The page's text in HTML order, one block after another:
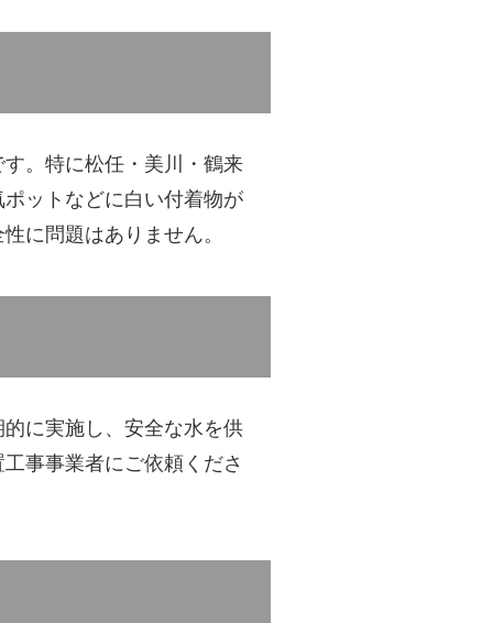
。特に松任・美川・鶴来
ットなどに白い付着物が
に問題はありません。
に実施し、安全な水を供
事事業者にご依頼くださ